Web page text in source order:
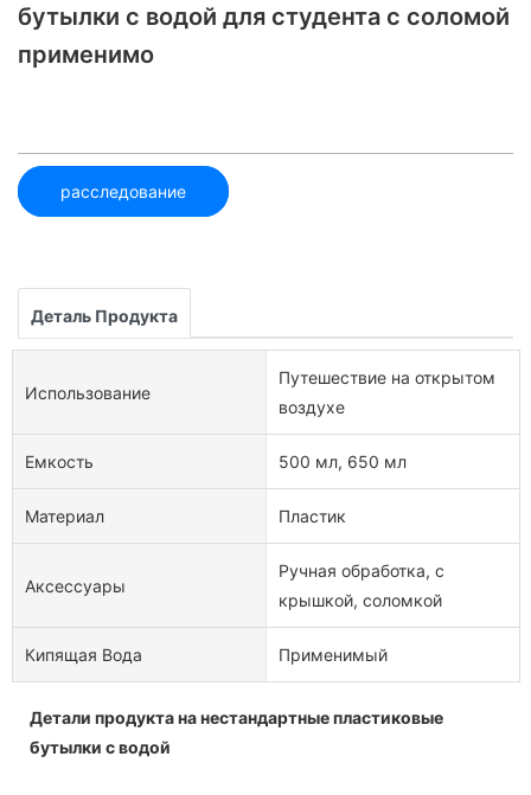
бутылки с водой для студента с соломой
применимо
расследование
Деталь Продукта
Использование
Путешествие на открытом
воздухе
Емкость 500 мл, 650 мл
Материал Пластик
Аксессуары
Ручная обработка, с
крышкой, соломкой
Кипящая Вода Применимый
Детали продукта на нестандартные пластиковые
бутылки с водой